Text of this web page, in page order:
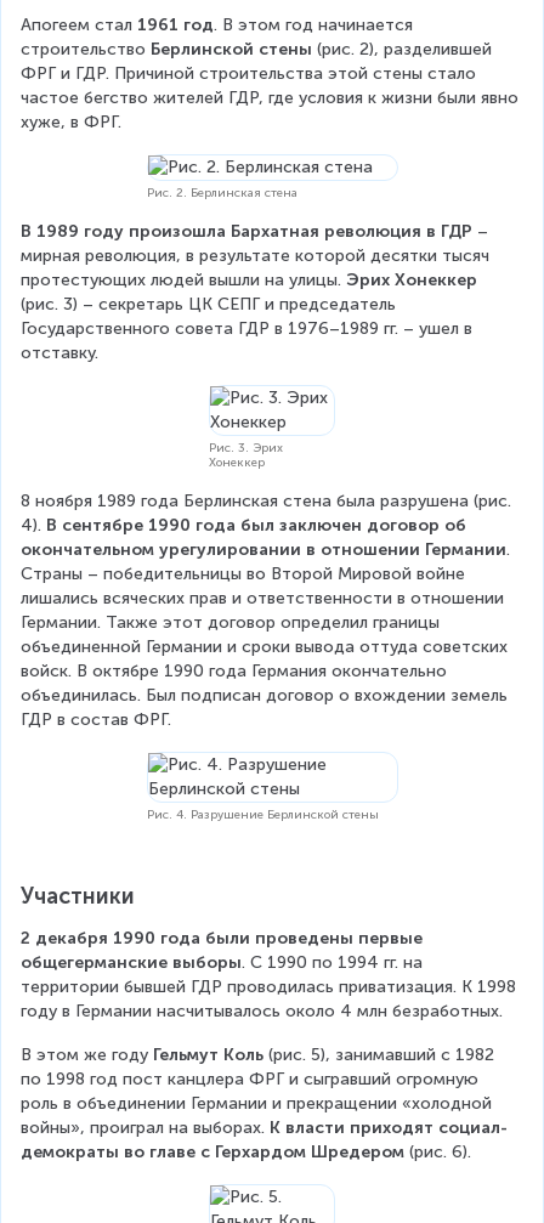
Апогеем стал 1961 год. В этом год начинается
строительство Берлинской стены (рис. 2), разделившей
ФРГ и ГДР. Причиной строительства этой стены стало
частое бегство жителей ГДР, где условия к жизни были явно
хуже, в ФРГ.
Рис. 2. Берлинская стена
В 1989 году произошла Бархатная революция в ГДР –
мирная революция, в результате которой десятки тысяч
протестующих людей вышли на улицы. Эрих Хонеккер
(рис. 3) – секретарь ЦК СЕПГ и председатель
Государственного совета ГДР в 1976–1989 гг. – ушел в
отставку.
Рис. 3. Эрих
Хонеккер
8 ноября 1989 года Берлинская стена была разрушена (рис.
4). В сентябре 1990 года был заключен договор об
окончательном урегулировании в отношении Германии.
Страны – победительницы во Второй Мировой войне
лишались всяческих прав и ответственности в отношении
Германии. Также этот договор определил границы
объединенной Германии и сроки вывода оттуда советских
войск. В октябре 1990 года Германия окончательно
объединилась. Был подписан договор о вхождении земель
ГДР в состав ФРГ.
Рис. 4. Разрушение Берлинской стены
Участники
2 декабря 1990 года были проведены первые
общегерманские выборы. С 1990 по 1994 гг. на
территории бывшей ГДР проводилась приватизация. К 1998
году в Германии насчитывалось около 4 млн безработных.
В этом же году Гельмут Коль (рис. 5), занимавший с 1982
по 1998 год пост канцлера ФРГ и сыгравший огромную
роль в объединении Германии и прекращении «холодной
войны», проиграл на выборах. К власти приходят социал-
демократы во главе с Герхардом Шредером (рис. 6).